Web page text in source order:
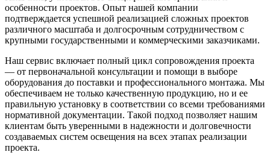
особенности проектов. Опыт нашей компании
подтверждается успешной реализацией сложных проектов
различного масштаба и долгосрочным сотрудничеством с
крупными государственными и коммерческими заказчиками.
Наш сервис включает полный цикл сопровождения проекта
— от первоначальной консультации и помощи в выборе
оборудования до поставки и профессионального монтажа. Мы
обеспечиваем не только качественную продукцию, но и ее
правильную установку в соответствии со всеми требованиями
нормативной документации. Такой подход позволяет нашим
клиентам быть уверенными в надежности и долговечности
создаваемых систем освещения на всех этапах реализации
проекта.